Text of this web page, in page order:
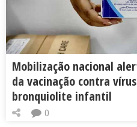
Mobilização nacional
da vacinação contra
bronquiolite infantil
0